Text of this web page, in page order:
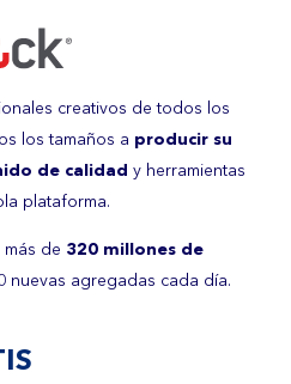
creativos de todos los
los tamaños a producir su
de calidad y herramientas
plataforma.
de 320 millones de
nuevas agregadas cada día.